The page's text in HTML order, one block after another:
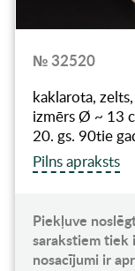
№ 32520
kaklarota,
izmērs Ø ~ 13
20. gs. 90tie
Pilns apraksts
Piekļuve
sarakstiem tiek
nosacījumi ir